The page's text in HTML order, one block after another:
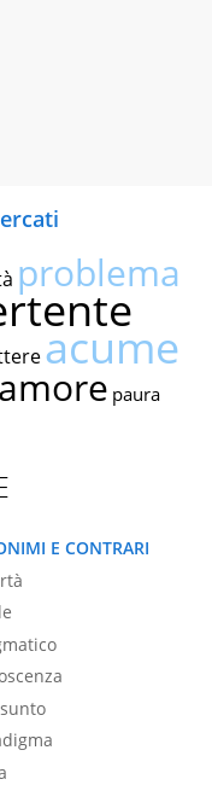
problema
acume
amore paura
E CONTRARI